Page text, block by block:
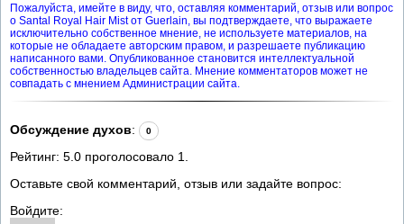
Пожалуйста, имейте в виду, что, оставляя комментарий, отзыв или вопрос
о Santal Royal Hair Mist от Guerlain, вы подтверждаете, что выражаете
исключительно собственное мнение, не используете материалов, на
которые не обладаете авторским правом, и разрешаете публикацию
написанного вами. Опубликованное становится интеллектуальной
собственностью владельцев сайта. Мнение комментаторов может не
совпадать с мнением Администрации сайта.
Обсуждение духов: 0
Рейтинг: 5.0 проголосовало 1
Оставьте свой комментарий, отзыв или задайте вопрос:
Войдите: